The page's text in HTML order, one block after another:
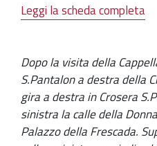
Leggi la scheda completa
Dopo la visita della
S.Pantalon a destra della
gira a destra in Crosera
sinistra la calle della
Palazzo della Frescada.